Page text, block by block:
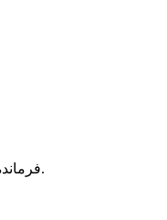
فرمانده انتظامي "ممسني" از آتش سوزي 200 هكتار از اراضي كشاورزي واقع در اطراف روستاي "فهلیان" آن شهرستان خبر داد.